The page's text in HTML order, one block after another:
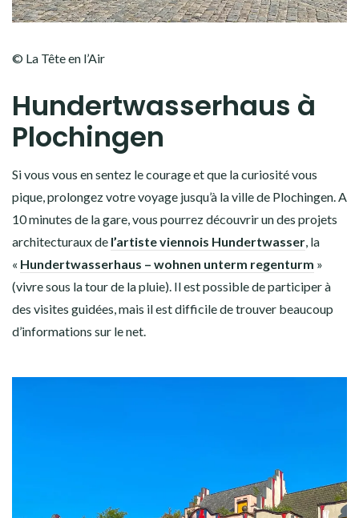
© La Tête en l’Air
Hundertwasserhaus à
Plochingen
Si vous vous en sentez le courage et que la curiosité vous
pique, prolongez votre voyage jusqu’à la ville de Plochingen. A
10 minutes de la gare, vous pourrez découvrir un des projets
architecturaux de l’artiste viennois Hundertwasser , la
« Hundertwasserhaus – wohnen unterm regenturm »
(vivre sous la tour de la pluie). Il est possible de participer à
des visites guidées, mais il est difficile de trouver beaucoup
d’informations sur le net.